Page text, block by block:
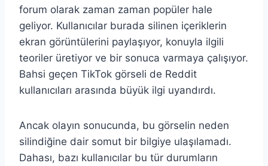
forum olarak zaman zaman popüler hale
geliyor. Kullanıcılar burada silinen içeriklerin
ekran görüntülerini paylaşıyor, konuyla ilgili
teoriler üretiyor ve bir sonuca varmaya çalışıyor.
Bahsi geçen TikTok görseli de Reddit
kullanıcıları arasında büyük ilgi uyandırdı.
Ancak olayın sonucunda, bu görselin neden
silindiğine dair somut bir bilgiye ulaşılamadı.
Dahası, bazı kullanıcılar bu tür durumların